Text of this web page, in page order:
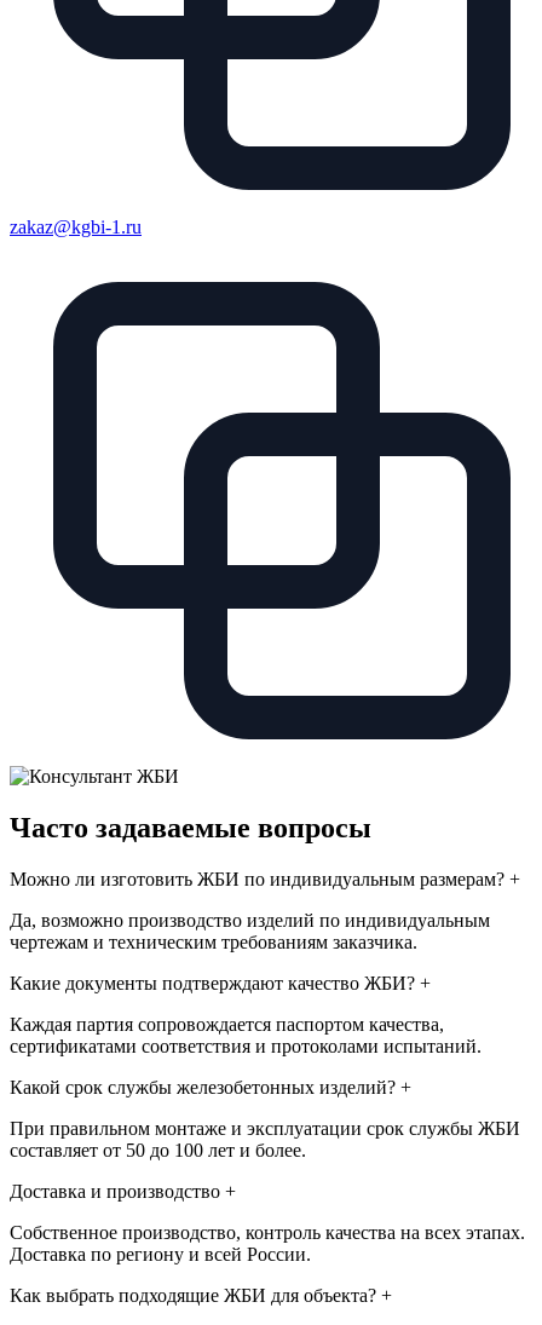
zakaz@kgbi-1.ru
Часто задаваемые вопросы
Можно ли изготовить ЖБИ по индивидуальным размерам? +
Да, возможно производство изделий по индивидуальным
чертежам и техническим требованиям заказчика.
Какие документы подтверждают качество ЖБИ? +
Каждая партия сопровождается паспортом качества,
сертификатами соответствия и протоколами испытаний.
Какой срок службы железобетонных изделий? +
При правильном монтаже и эксплуатации срок службы ЖБИ
составляет от 50 до 100 лет и более.
Доставка и производство +
Собственное производство, контроль качества на всех этапах.
Доставка по региону и всей России.
Как выбрать подходящие ЖБИ для объекта? +